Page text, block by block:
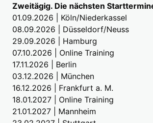
Zweitägig. Die nächsten
01.09.2026 | Köln/Niederkassel
08.09.2026 | Düsseldorf/Neuss
29.09.2026 | Hamburg
07.10.2026 | Online Training
17.11.2026 | Berlin
03.12.2026 | München
16.12.2026 | Frankfurt a. M.
18.01.2027 | Online Training
21.01.2027 | Mannheim